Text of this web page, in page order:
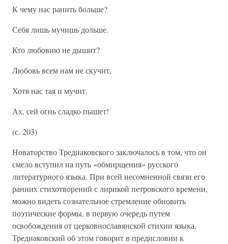
К чему нас ранить больше?
Себя лишь мучишь дольше.
Кто любовию не дышит?
Любовь всем нам не скучит,
Хотя нас тая и мучит,
Ах, сей огнь сладко пышет!
(с. 203)
Новаторство Тредиаковского заключалось в том, что он
смело вступил на путь «обмирщения» русского
литературного языка. При всей несомненной связи его
ранних стихотворений с лирикой петровского времени,
можно видеть сознательное стремление обновить
поэтические формы, в первую очередь путем
освобождения от церковнославянской стихии языка.
Тредиаковский об этом говорит в предисловии к